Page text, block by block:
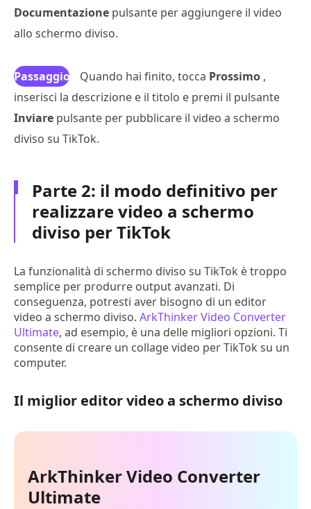
Documentazione pulsante per aggiungere il video
allo schermo diviso.
Passaggio
3
Quando hai finito, tocca Prossimo ,
inserisci la descrizione e il titolo e premi il pulsante
Inviare pulsante per pubblicare il video a schermo
diviso su TikTok.
Parte 2: il modo definitivo per
realizzare video a schermo
diviso per TikTok
La funzionalità di schermo diviso su TikTok è troppo
semplice per produrre output avanzati. Di
conseguenza, potresti aver bisogno di un editor
video a schermo diviso. ArkThinker Video Converter
Ultimate, ad esempio, è una delle migliori opzioni. Ti
consente di creare un collage video per TikTok su un
computer.
Il miglior editor video a schermo diviso
ArkThinker Video Converter
Ultimate